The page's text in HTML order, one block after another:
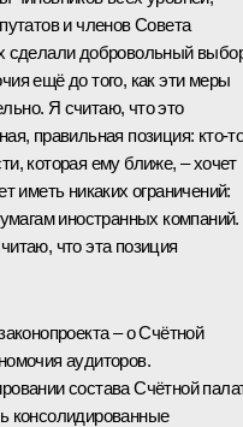
и членов Совета
сделали добровольный
ещё до того, как эти меры
Я считаю, что это
правильная позиция:
которая ему ближе, – хочет
иметь никаких ограничений:
иностранных компаний.
что эта позиция
– о Счётной
аудиторов.
состава Счётной
консолидированные